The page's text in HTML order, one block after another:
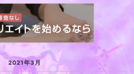
2021年3月